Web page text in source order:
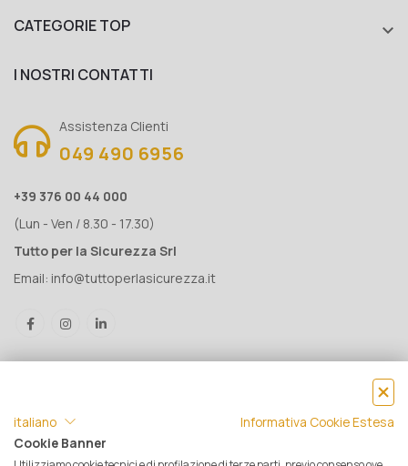
CATEGORIE TOP 
I NOSTRI CONTATTI
Assistenza Clienti
049 490 6956
+39 376 00 44 000
(Lun - Ven / 8.30 - 17.30)
Tutto per la Sicurezza Srl
Email: info@tuttoperlasicurezza.it
italiano
Informativa Cookie Estesa
Cookie Banner